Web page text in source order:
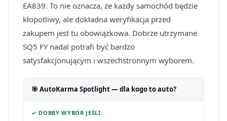
EA839. To nie oznacza, że każdy samochód będzie
kłopotliwy, ale dokładna weryfikacja przed
zakupem jest tu obowiązkowa. Dobrze utrzymane
SQ5 FY nadal potrafi być bardzo
satysfakcjonującym i wszechstronnym wyborem.
🎯 AutoKarma Spotlight — dla kogo to auto?
✓ DOBRY WYBÓR JEŚLI: